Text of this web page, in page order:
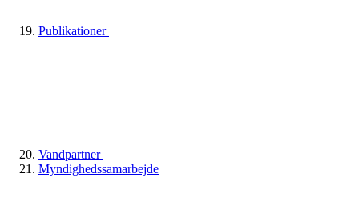
Publikationer
Vandpartner
Myndighedssamarbejde